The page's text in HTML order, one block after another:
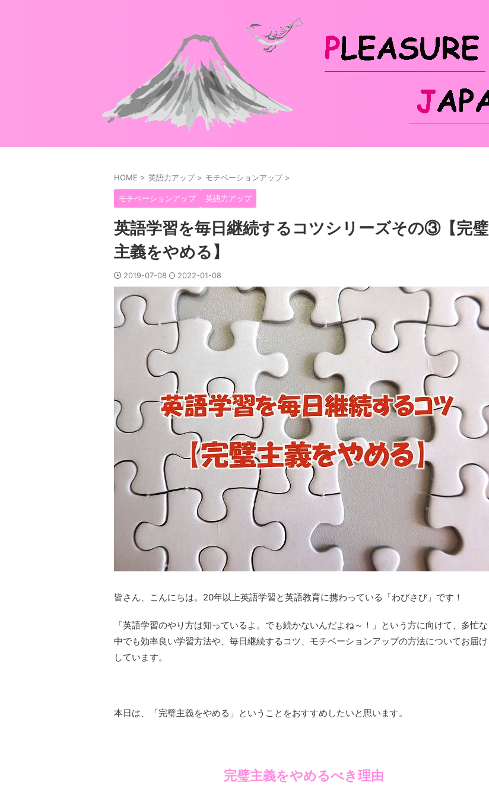
HOME > 英語力アップ > モチベーションアップ >
モチベーションアップ 英語力アップ
英語学習を毎日継続するコツシリーズその③【完璧
主義をやめる】
2019-07-08 2022-01-08
皆さん、こんにちは。20年以上英語学習と英語教育に携わっている「わびさび」です！
「英語学習のやり方は知っているよ。でも続かないんだよね～！」という方に向けて、多忙な
中でも効率良い学習方法や、毎日継続するコツ、モチベーションアップの方法についてお届け
しています。
本日は、「完璧主義をやめる」ということをおすすめしたいと思います。
完璧主義をやめるべき理由